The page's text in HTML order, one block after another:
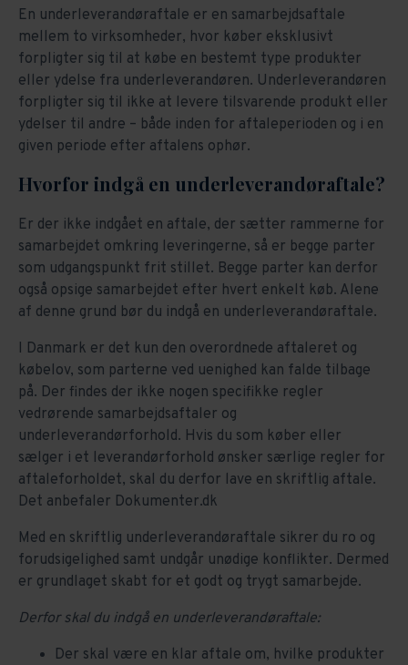
En underleverandøraftale er en samarbejdsaftale
mellem to virksomheder, hvor køber eksklusivt
forpligter sig til at købe en bestemt type produkter
eller ydelse fra underleverandøren. Underleverandøren
forpligter sig til ikke at levere tilsvarende produkt eller
ydelser til andre – både inden for aftaleperioden og i en
given periode efter aftalens ophør.
Hvorfor indgå en underleverandøraftale?
Er der ikke indgået en aftale, der sætter rammerne for
samarbejdet omkring leveringerne, så er begge parter
som udgangspunkt frit stillet. Begge parter kan derfor
også opsige samarbejdet efter hvert enkelt køb. Alene
af denne grund bør du indgå en underleverandøraftale.
I Danmark er det kun den overordnede aftaleret og
købelov, som parterne ved uenighed kan falde tilbage
på. Der findes der ikke nogen specifikke regler
vedrørende samarbejdsaftaler og
underleverandørforhold. Hvis du som køber eller
sælger i et leverandørforhold ønsker særlige regler for
aftaleforholdet, skal du derfor lave en skriftlig aftale.
Det anbefaler Dokumenter.dk
Med en skriftlig underleverandøraftale sikrer du ro og
forudsigelighed samt undgår unødige konflikter. Dermed
er grundlaget skabt for et godt og trygt samarbejde.
Derfor skal du indgå en underleverandøraftale:
Der skal være en klar aftale om, hvilke produkter